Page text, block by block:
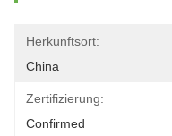
Herkunftsort:
China
Zertifizierung:
Confirmed